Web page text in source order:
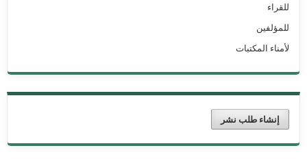
للقراء
للمؤلفين
لأمناء المكتبات
إنشاء طلب نشر